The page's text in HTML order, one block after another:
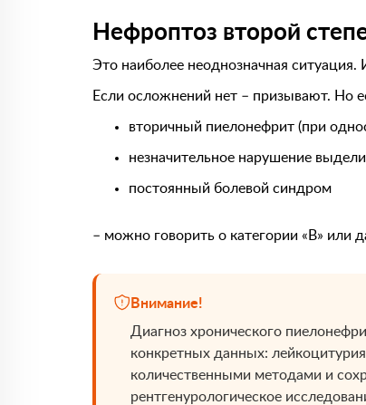
Нефроптоз второй
Это наиболее неоднозначная
Если осложнений нет – призывают. Но
вторичный пиелонефрит (при
незначительное нарушение
постоянный болевой синдром
– можно говорить о категории «В» или
Внимание!
Диагноз хронического
конкретных данных:
количественными методами и
рентгенурологическое